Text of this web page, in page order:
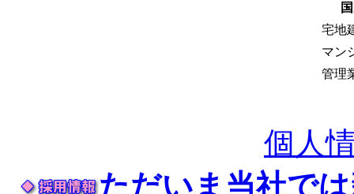
宅地
マン
管理
個人
ただいま当社で